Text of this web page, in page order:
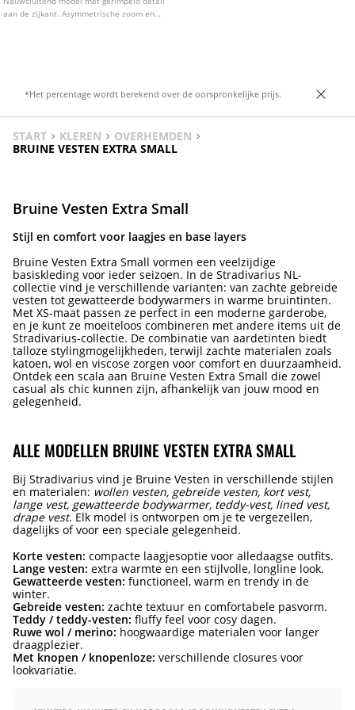
aan de zijkant. Asymmetrische zoom en
*Het percentage wordt berekend over de oorspronkelijke prijs.
START KLEREN
OVERHEMDEN
BRUINE VESTEN EXTRA SMALL
Bruine Vesten Extra Small
Stijl en comfort voor laagjes en base layers
Bruine Vesten Extra Small vormen een veelzijdige
basiskleding voor ieder seizoen. In de Stradivarius NL-
collectie vind je verschillende varianten: van zachte gebreide
vesten tot gewatteerde bodywarmers in warme bruintinten.
Met XS-maat passen ze perfect in een moderne garderobe,
en je kunt ze moeiteloos combineren met andere items uit de
Stradivarius-collectie. De combinatie van aardetinten biedt
talloze stylingmogelijkheden, terwijl zachte materialen zoals
katoen, wol en viscose zorgen voor comfort en duurzaamheid.
Ontdek een scala aan Bruine Vesten Extra Small die zowel
casual als chic kunnen zijn, afhankelijk van jouw mood en
gelegenheid.
ALLE MODELLEN BRUINE VESTEN EXTRA SMALL
Bij Stradivarius vind je Bruine Vesten in verschillende stijlen
en materialen: wollen vesten, gebreide vesten, kort vest,
lange vest, gewatteerde bodywarmer, teddy-vest, lined vest,
drape vest. Elk model is ontworpen om je te vergezellen,
dagelijks of voor een speciale gelegenheid.
Korte vesten: compacte laagjesoptie voor alledaagse outfits.
Lange vesten: extra warmte en een stijlvolle, longline look.
Gewatteerde vesten: functioneel, warm en trendy in de
winter.
Gebreide vesten: zachte textuur en comfortabele pasvorm.
Teddy / teddy-vesten: fluffy feel voor cosy dagen.
Ruwe wol / merino: hoogwaardige materialen voor langer
draagplezier.
Met knopen / knopenloze: verschillende closures voor
lookvariatie.